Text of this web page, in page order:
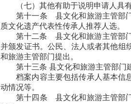
（七）其他有助于说明申请人具
第十一条 县文化和旅游主管部
质文化遗产代表性传承人推荐人选。
第十二条 县文化和旅游主管部
并颁发证书。公民、法人或者其他组
和旅游主管部门提出。
第十三条 县文化和旅游主管部门
档案内容主要包括传承人基本信
动情况等。
第十四条 县文化和旅游主管部